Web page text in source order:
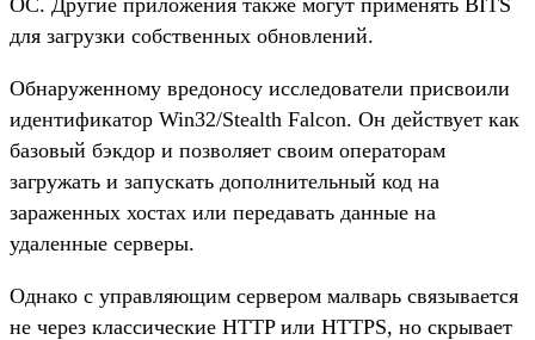
для загрузки собственных обновлений.
Обнаруженному вредоносу исследователи присвоили
идентификатор Win32/Stealth Falcon. Он действует как
базовый бэкдор и позволяет своим операторам
загружать и запускать дополнительный код на
зараженных хостах или передавать данные на
удаленные серверы.
Однако с управляющим сервером малварь связывается
не через классические HTTP или HTTPS, но скрывает